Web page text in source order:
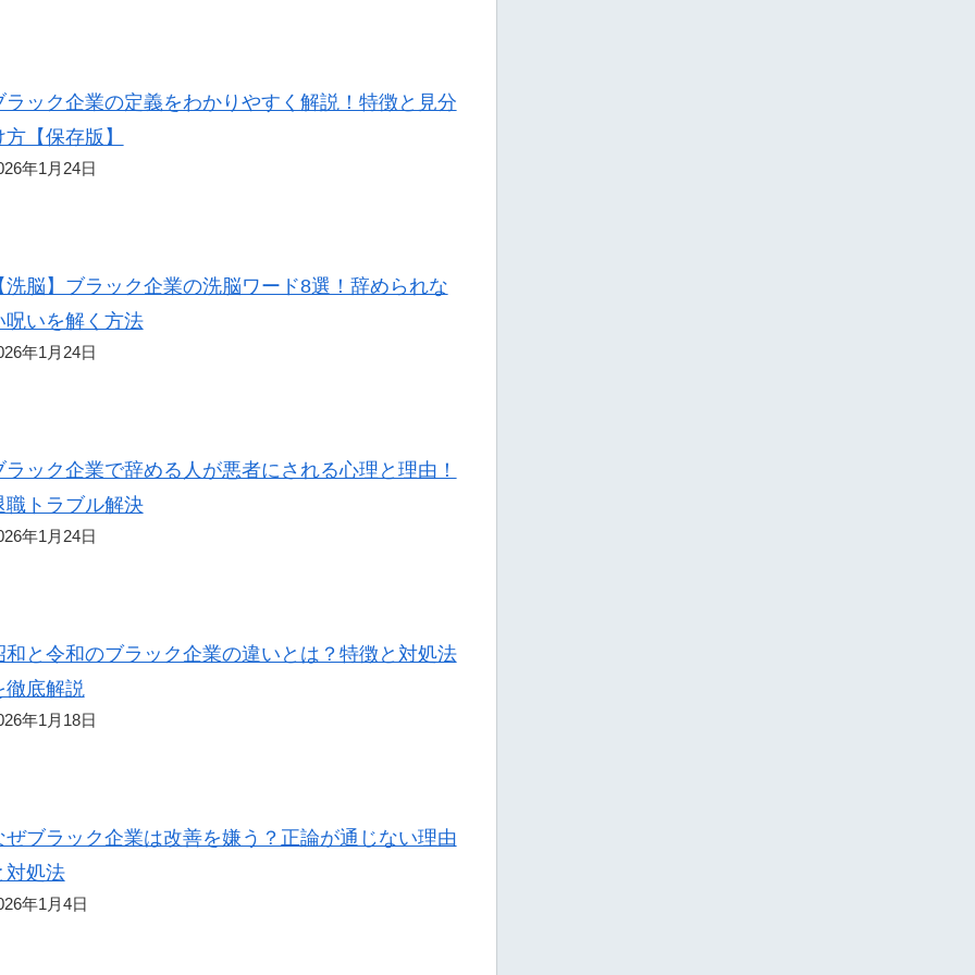
ラック企業の定義をわかりやすく解説！特徴と見分
方【保存版】
年1月24日
洗脳】ブラック企業の洗脳ワード8選！辞められな
呪いを解く方法
年1月24日
ラック企業で辞める人が悪者にされる心理と理由！
職トラブル解決
年1月24日
和と令和のブラック企業の違いとは？特徴と対処法
徹底解説
年1月18日
ぜブラック企業は改善を嫌う？正論が通じない理由
対処法
年1月4日